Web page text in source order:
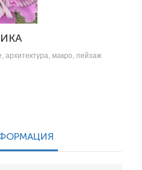
архитектура, макро, пейзаж